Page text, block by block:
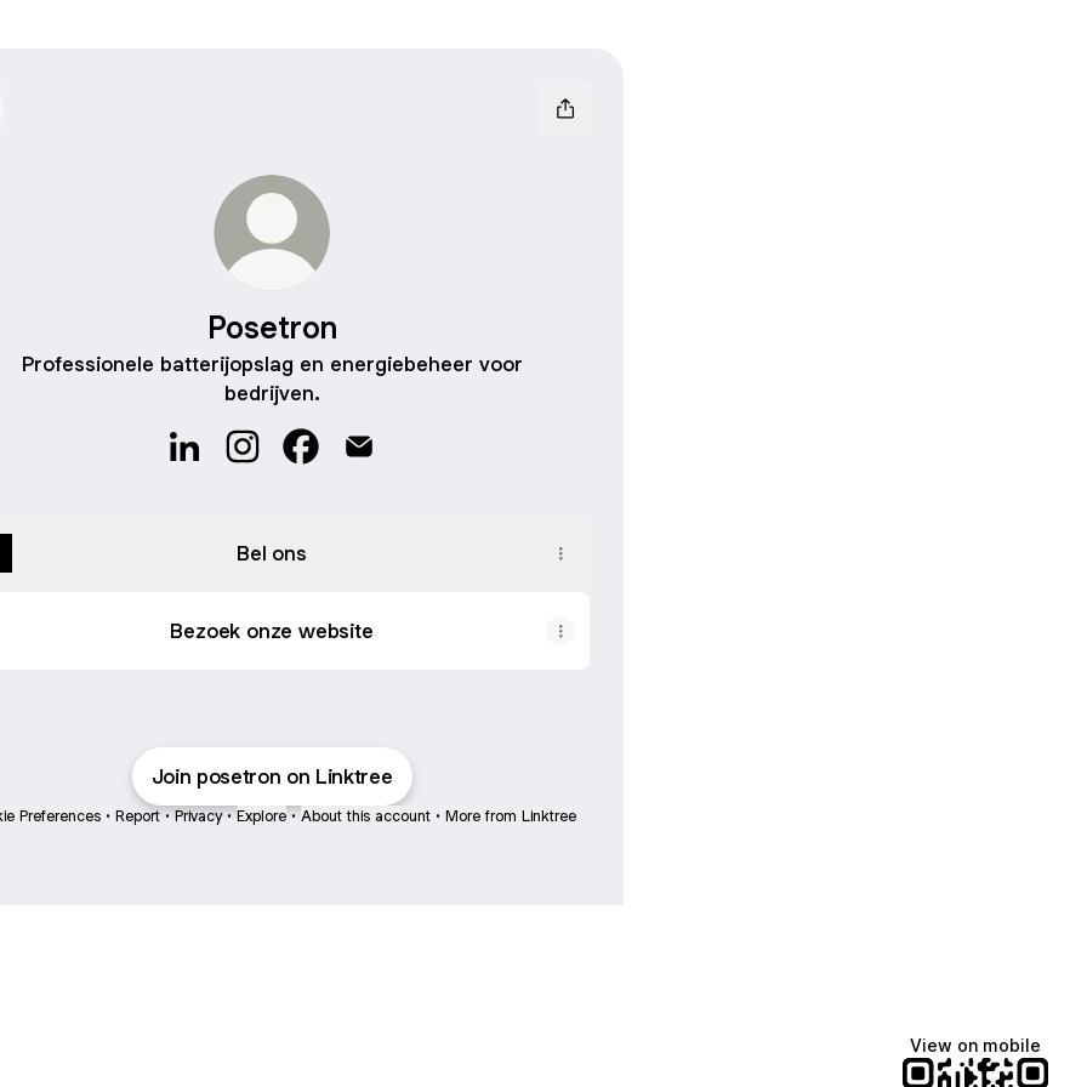
Posetron
Professionele batterijopslag en energiebeheer voor
bedrijven.
Bel ons
Bezoek onze website
Join posetron on Linktree
Preferences • Report • Privacy • Explore • About this account • More from Linktree
View on mobile